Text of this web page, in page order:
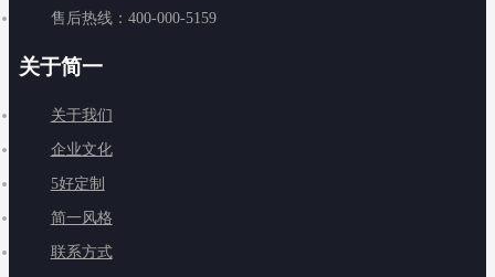
售后热线：400-000-5159
关于简一
关于我们
企业文化
5好定制
简一风格
联系方式